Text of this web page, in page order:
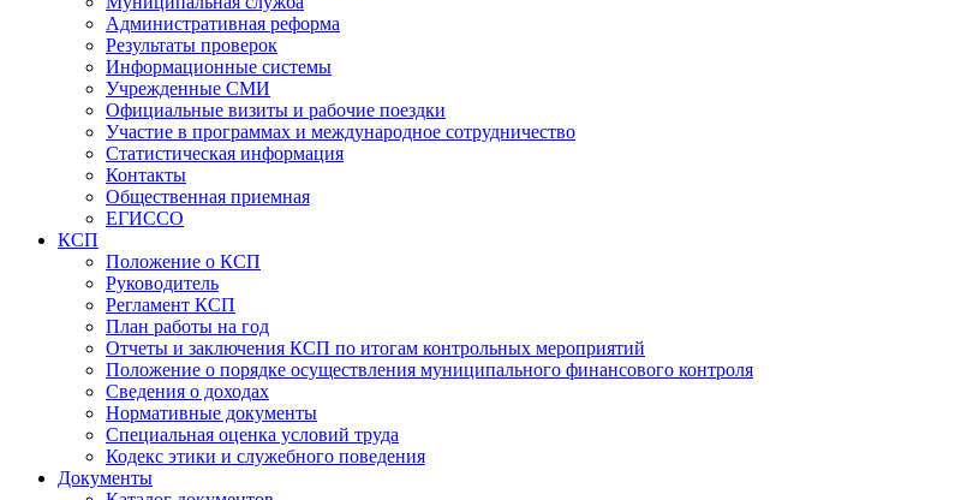
Административная реформа
Результаты проверок
Информационные системы
Учрежденные СМИ
Официальные визиты и рабочие поездки
Участие в программах и международное сотрудничество
Статистическая информация
Контакты
Общественная приемная
ЕГИССО
КСП
Положение о КСП
Руководитель
Регламент КСП
План работы на год
Отчеты и заключения КСП по итогам контрольных мероприятий
Положение о порядке осуществления муниципального финансового контроля
Сведения о доходах
Нормативные документы
Специальная оценка условий труда
Кодекс этики и служебного поведения
Документы